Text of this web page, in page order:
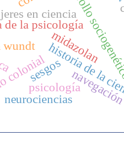
de la psicología
wundt
desarrollo
historia de la
colonial
en ciencia
sesgos
midazolan
psicología
neurociencias